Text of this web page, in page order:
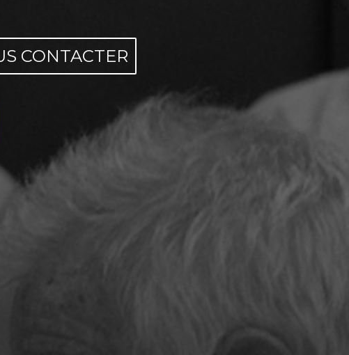
CONTACTER